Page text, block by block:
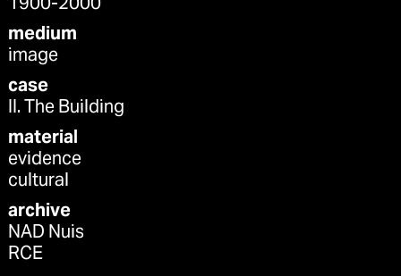
medium
image
case
II. The Building
material
evidence
cultural
archive
NAD Nuis
RCE